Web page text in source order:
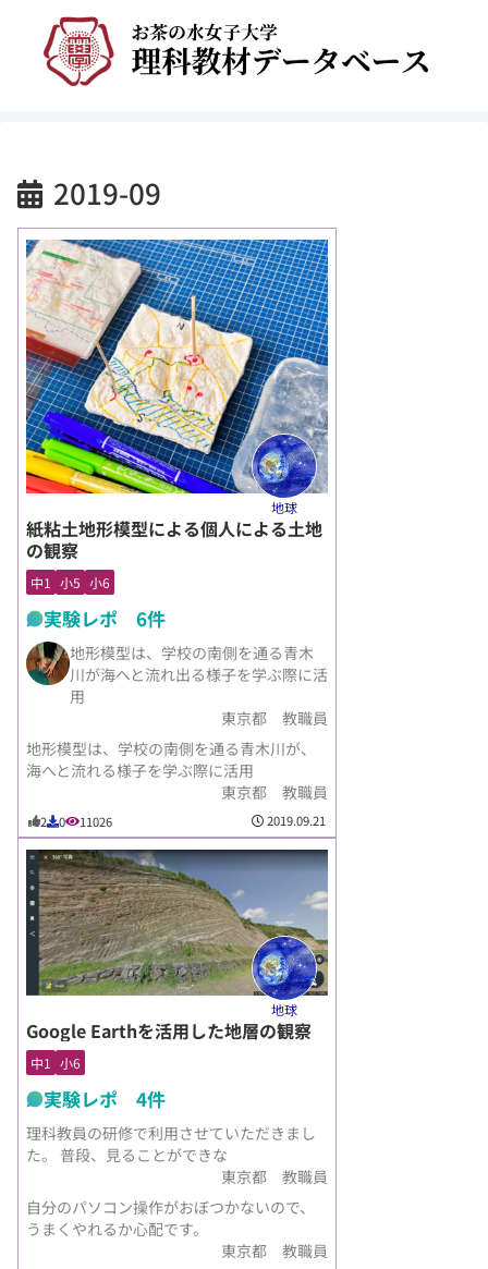
2019-09
地球
紙粘土地形模型による個人による土地
の観察
中1 小5 小6
実験レポ 6件
地形模型は、学校の南側を通る青木
川が海へと流れ出る様子を学ぶ際に活
用
東京都 教職員
地形模型は、学校の南側を通る青木川が、
海へと流れる様子を学ぶ際に活用
東京都 教職員
2 0 11026 2019.09.21
地球
Google Earthを活用した地層の観察
中1 小6
実験レポ 4件
理科教員の研修で利用させていただきまし
た。 普段、見ることができな
東京都 教職員
自分のパソコン操作がおぼつかないので、
うまくやれるか心配です。
東京都 教職員